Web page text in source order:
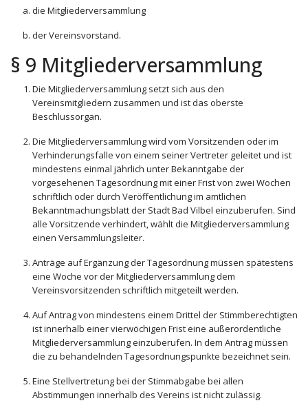
die Mitgliederversammlung
der Vereinsvorstand.
§ 9 Mitgliederversammlung
Die Mitgliederversammlung setzt sich aus den
Vereinsmitgliedern zusammen und ist das oberste
Beschlussorgan.
Die Mitgliederversammlung wird vom Vorsitzenden oder im
Verhinderungsfalle von einem seiner Vertreter geleitet und ist
mindestens einmal jährlich unter Bekanntgabe der
vorgesehenen Tagesordnung mit einer Frist von zwei Wochen
schriftlich oder durch Veröffentlichung im amtlichen
Bekanntmachungsblatt der Stadt Bad Vilbel einzuberufen. Sind
alle Vorsitzende verhindert, wählt die Mitgliederversammlung
einen Versammlungsleiter.
Anträge auf Ergänzung der Tagesordnung müssen spätestens
eine Woche vor der Mitgliederversammlung dem
Vereinsvorsitzenden schriftlich mitgeteilt werden.
Auf Antrag von mindestens einem Drittel der Stimmberechtigten
ist innerhalb einer vierwöchigen Frist eine außerordentliche
Mitgliederversammlung einzuberufen. In dem Antrag müssen
die zu behandelnden Tagesordnungspunkte bezeichnet sein.
Eine Stellvertretung bei der Stimmabgabe bei allen
Abstimmungen innerhalb des Vereins ist nicht zulässig.